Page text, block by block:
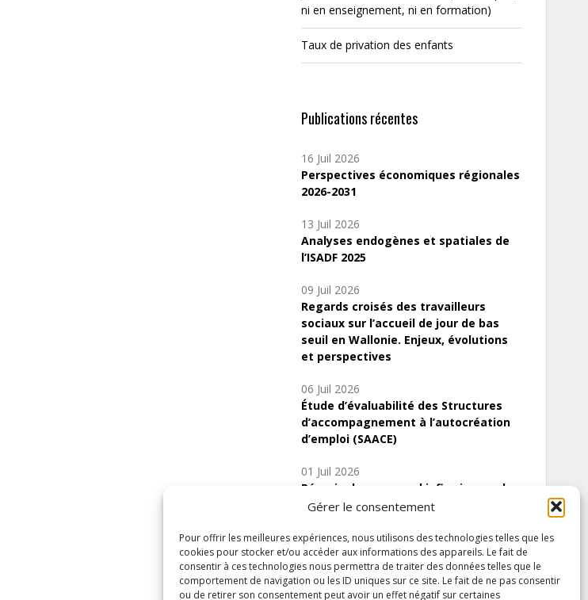
Gérer le consentement
Pour offrir les meilleures expériences, nous utilisons des technologies telles que les
cookies pour stocker et/ou accéder aux informations des appareils. Le fait de
consentir à ces technologies nous permettra de traiter des données telles que le
comportement de navigation ou les ID uniques sur ce site. Le fait de ne pas consentir
ou de retirer son consentement peut avoir un effet négatif sur certaines
ni en enseignement, ni en formation)
Taux de privation des enfants
Publications récentes
16 Juil 2026
Perspectives économiques régionales
2026-2031
13 Juil 2026
Analyses endogènes et spatiales de
l’ISADF 2025
09 Juil 2026
Regards croisés des travailleurs
sociaux sur l’accueil de jour de bas
seuil en Wallonie. Enjeux, évolutions
et perspectives
06 Juil 2026
Étude d’évaluabilité des Structures
d’accompagnement à l’autocréation
d’emploi (SAACE)
01 Juil 2026
Pénurie du personnel infirmier :quels
indicateurs d’offre de soins pour
Inscrivez-vous à notre newsletter